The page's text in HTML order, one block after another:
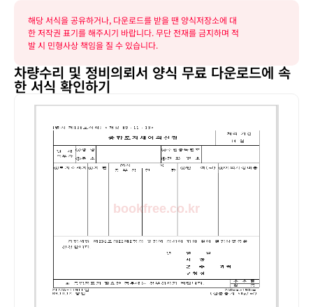
해당 서식을 공유하거나, 다운로드를 받을 땐 양식저장소에 대
한 저작권 표기를 해주시기 바랍니다. 무단 전재를 금지하며 적
발 시 민형사상 책임을 질 수 있습니다.
차량수리 및 정비의뢰서 양식 무료 다운로드에 속
한 서식 확인하기